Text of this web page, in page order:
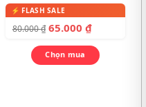
80.000₫ 65.000 ₫
Chọn mua